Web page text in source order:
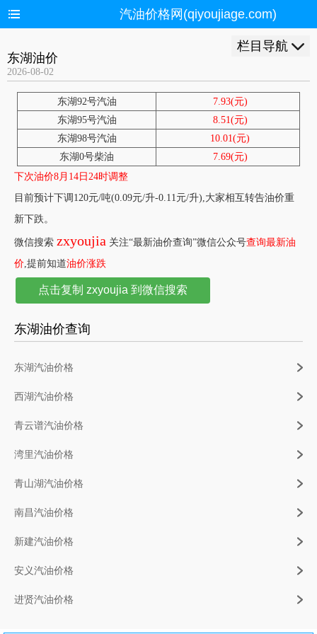
汽油价格网(qiyoujiage.com)
栏目导航
东湖油价
2026-08-02
东湖92号汽油
7.93(元)
东湖95号汽油
8.51(元)
东湖98号汽油
10.01(元)
东湖0号柴油
7.69(元)
下次油价8月14日24时调整
目前预计下调120元/吨(0.09元/升-0.11元/升),大家相互转告油价重
新下跌。
微信搜索 zxyoujia 关注“最新油价查询”微信公众号查询最新油
价,提前知道油价涨跌
点击复制 zxyoujia 到微信搜索
东湖油价查询
东湖汽油价格
西湖汽油价格
青云谱汽油价格
湾里汽油价格
青山湖汽油价格
南昌汽油价格
新建汽油价格
安义汽油价格
进贤汽油价格